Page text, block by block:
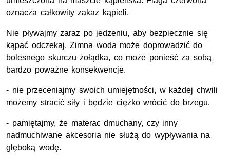
oznacza całkowity zakaz kąpieli.
Nie pływajmy zaraz po jedzeniu, aby bezpiecznie się
kąpać odczekaj. Zimna woda może doprowadzić do
bolesnego skurczu żołądka, co może ponieść za sobą
bardzo poważne konsekwencje.
- nie przeceniajmy swoich umiejętności, w każdej chwili
możemy stracić siły i będzie ciężko wrócić do brzegu.
- pamiętajmy, że materac dmuchany, czy inny
nadmuchiwane akcesoria nie służą do wypływania na
głęboką wodę.